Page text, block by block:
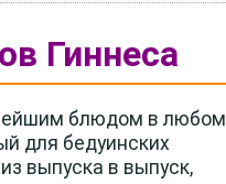
Гиннеса
блюдом в любом
для бедуинских
выпуска в выпуск,